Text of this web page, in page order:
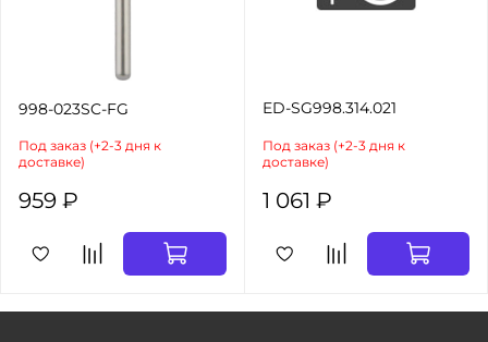
998-023SC-FG
Под заказ (+2-3 дня к
доставке)
959 ₽
ED-SG998.314.021
Под заказ (+2-3 дня к
доставке)
1 061 ₽